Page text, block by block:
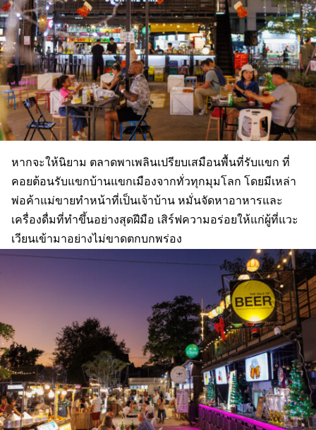
หากจะให้นิยาม ตลาดพาเพลินเปรียบเสมือนพื้นที่รับแขก ที่
คอยต้อนรับแขกบ้านแขกเมืองจากทั่วทุกมุมโลก โดยมีเหล่า
พ่อค้าแม่ขายทำหน้าที่เป็นเจ้าบ้าน หมั่นจัดหาอาหารและ
เครื่องดื่มที่ทำขึ้นอย่างสุดฝีมือ เสิร์ฟความอร่อยให้แก่ผู้ที่แวะ
เวียนเข้ามาอย่างไม่ขาดตกบกพร่อง